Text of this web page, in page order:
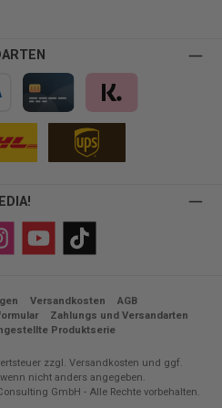
Kreditkarte Klarna
YouTube TikTok
Versandkosten
AGB
Zahlungs und Versandarten
Produktserie
zzgl. Versandkosten und ggf.
nicht anders angegeben.
GmbH - Alle Rechte vorbehalten.